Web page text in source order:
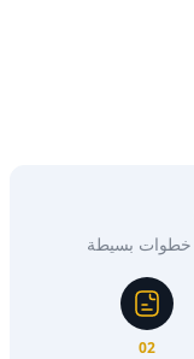
02